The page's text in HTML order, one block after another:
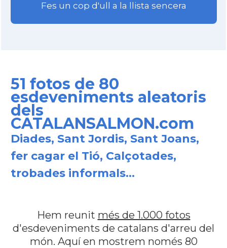
Fes un cop d'ull a la llista sencera
51 fotos de 80
esdeveniments aleatoris
dels
CATALANSALMON.com
Diades, Sant Jordis, Sant Joans,
fer cagar el Tió, Calçotades,
trobades informals...
Hem reunit més de 1.000 fotos
d'esdeveniments de catalans d'arreu del
món. Aquí en mostrem només 80